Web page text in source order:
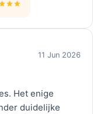
11 Jun 2026
Het enige
duidelijke